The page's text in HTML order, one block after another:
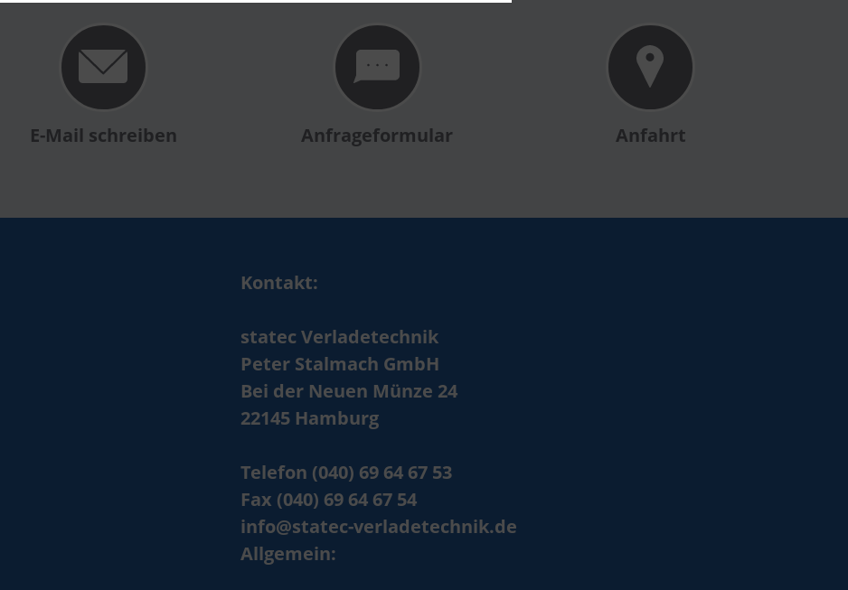
E-Mail schreiben Anfrageformular Anfahrt
Kontakt:
statec Verladetechnik
Peter Stalmach GmbH
Bei der Neuen Münze 24
22145 Hamburg
Telefon (040) 69 64 67 53
Fax (040) 69 64 67 54
info@statec-verladetechnik.de
Allgemein: